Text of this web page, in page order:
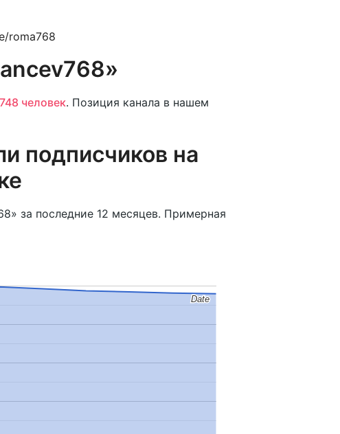
roma768
человек. Позиция канала в нашем
подписчиков на
за последние 12 месяцев. Примерная
Date
Date